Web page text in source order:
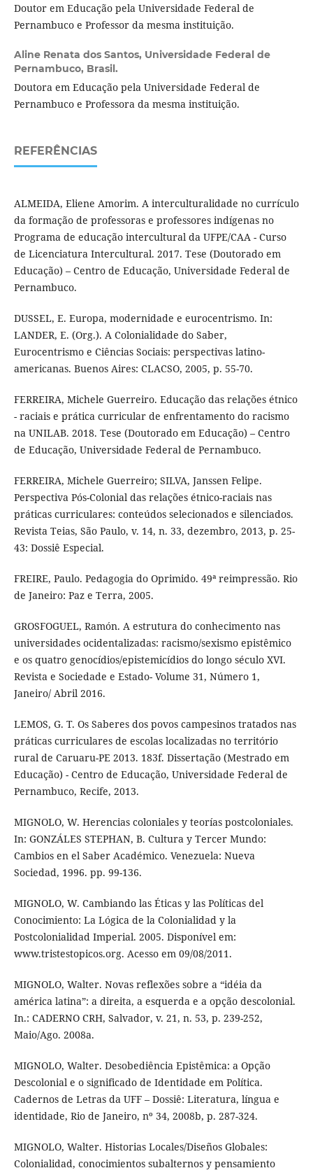
Doutor em Educação pela Universidade Federal de
Pernambuco e Professor da mesma instituição.
Aline Renata dos Santos, Universidade Federal de
Pernambuco, Brasil.
Doutora em Educação pela Universidade Federal de
Pernambuco e Professora da mesma instituição.
REFERÊNCIAS
ALMEIDA, Eliene Amorim. A interculturalidade no currículo
da formação de professoras e professores indígenas no
Programa de educação intercultural da UFPE/CAA - Curso
de Licenciatura Intercultural. 2017. Tese (Doutorado em
Educação) – Centro de Educação, Universidade Federal de
Pernambuco.
DUSSEL, E. Europa, modernidade e eurocentrismo. In:
LANDER, E. (Org.). A Colonialidade do Saber,
Eurocentrismo e Ciências Sociais: perspectivas latino-
americanas. Buenos Aires: CLACSO, 2005, p. 55-70.
FERREIRA, Michele Guerreiro. Educação das relações étnico
- raciais e prática curricular de enfrentamento do racismo
na UNILAB. 2018. Tese (Doutorado em Educação) – Centro
de Educação, Universidade Federal de Pernambuco.
FERREIRA, Michele Guerreiro; SILVA, Janssen Felipe.
Perspectiva Pós-Colonial das relações étnico-raciais nas
práticas curriculares: conteúdos selecionados e silenciados.
Revista Teias, São Paulo, v. 14, n. 33, dezembro, 2013, p. 25-
43: Dossiê Especial.
FREIRE, Paulo. Pedagogia do Oprimido. 49ª reimpressão. Rio
de Janeiro: Paz e Terra, 2005.
GROSFOGUEL, Ramón. A estrutura do conhecimento nas
universidades ocidentalizadas: racismo/sexismo epistêmico
e os quatro genocídios/epistemicídios do longo século XVI.
Revista e Sociedade e Estado- Volume 31, Número 1,
Janeiro/ Abril 2016.
LEMOS, G. T. Os Saberes dos povos campesinos tratados nas
práticas curriculares de escolas localizadas no território
rural de Caruaru-PE 2013. 183f. Dissertação (Mestrado em
Educação) - Centro de Educação, Universidade Federal de
Pernambuco, Recife, 2013.
MIGNOLO, W. Herencias coloniales y teorías postcoloniales.
In: GONZÁLES STEPHAN, B. Cultura y Tercer Mundo:
Cambios en el Saber Académico. Venezuela: Nueva
Sociedad, 1996. pp. 99-136.
MIGNOLO, W. Cambiando las Éticas y las Políticas del
Conocimiento: La Lógica de la Colonialidad y la
Postcolonialidad Imperial. 2005. Disponível em:
www.tristestopicos.org. Acesso em 09/08/2011.
MIGNOLO, Walter. Novas reflexões sobre a “idéia da
américa latina”: a direita, a esquerda e a opção descolonial.
In.: CADERNO CRH, Salvador, v. 21, n. 53, p. 239-252,
Maio/Ago. 2008a.
MIGNOLO, Walter. Desobediência Epistêmica: a Opção
Descolonial e o significado de Identidade em Política.
Cadernos de Letras da UFF – Dossiê: Literatura, língua e
identidade, Rio de Janeiro, nº 34, 2008b, p. 287-324.
MIGNOLO, Walter. Historias Locales/Diseños Globales:
Colonialidad, conocimientos subalternos y pensamiento